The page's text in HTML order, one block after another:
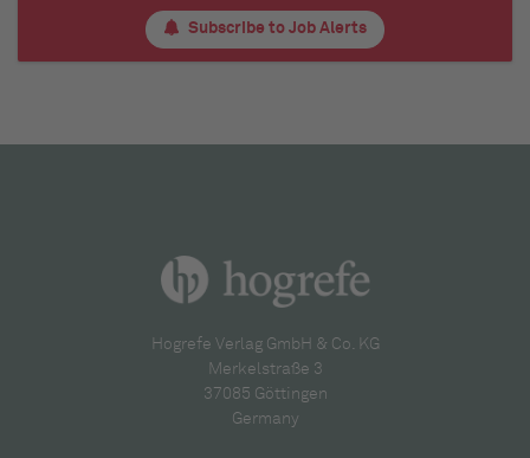
Subscribe to Job Alerts
Hogrefe Verlag GmbH & Co. KG
Merkelstraße 3
37085 Göttingen
Germany